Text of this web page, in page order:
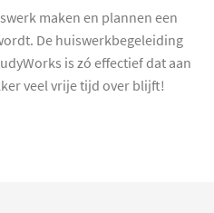
maken en plannen een
De huiswerkbegeleiding
is zó effectief dat aan
veel vrije tijd over blijft!